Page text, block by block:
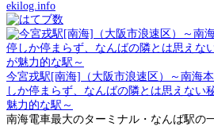
ekilog.info
今宮戎駅[南海]（大阪市浪速区）～南海
しか停まらず、なんばの隣とは思えない
魅力的な駅～
南海電車最大のターミナル・なんば駅の